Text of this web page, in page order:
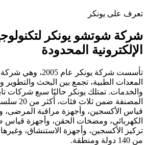
تعرف على يونكر
شركة شوتشو يونكر
الإلكترونية المحدودة
تأسست شركة يونكر
المعدات الطبية، تجمع بين البحث والتطوير
والخدمات. تمتلك يونكر حاليًا سبع شركات
المصنفة
قياس الأكسجين، وأجهزة مراقبة المرضى،
الكهربائي، ومضخات الحقن، وأجهزة قياس
تركيز الأكسجين، وأجهزة الاستنشاق،
من 140 دولة ومنطقة.